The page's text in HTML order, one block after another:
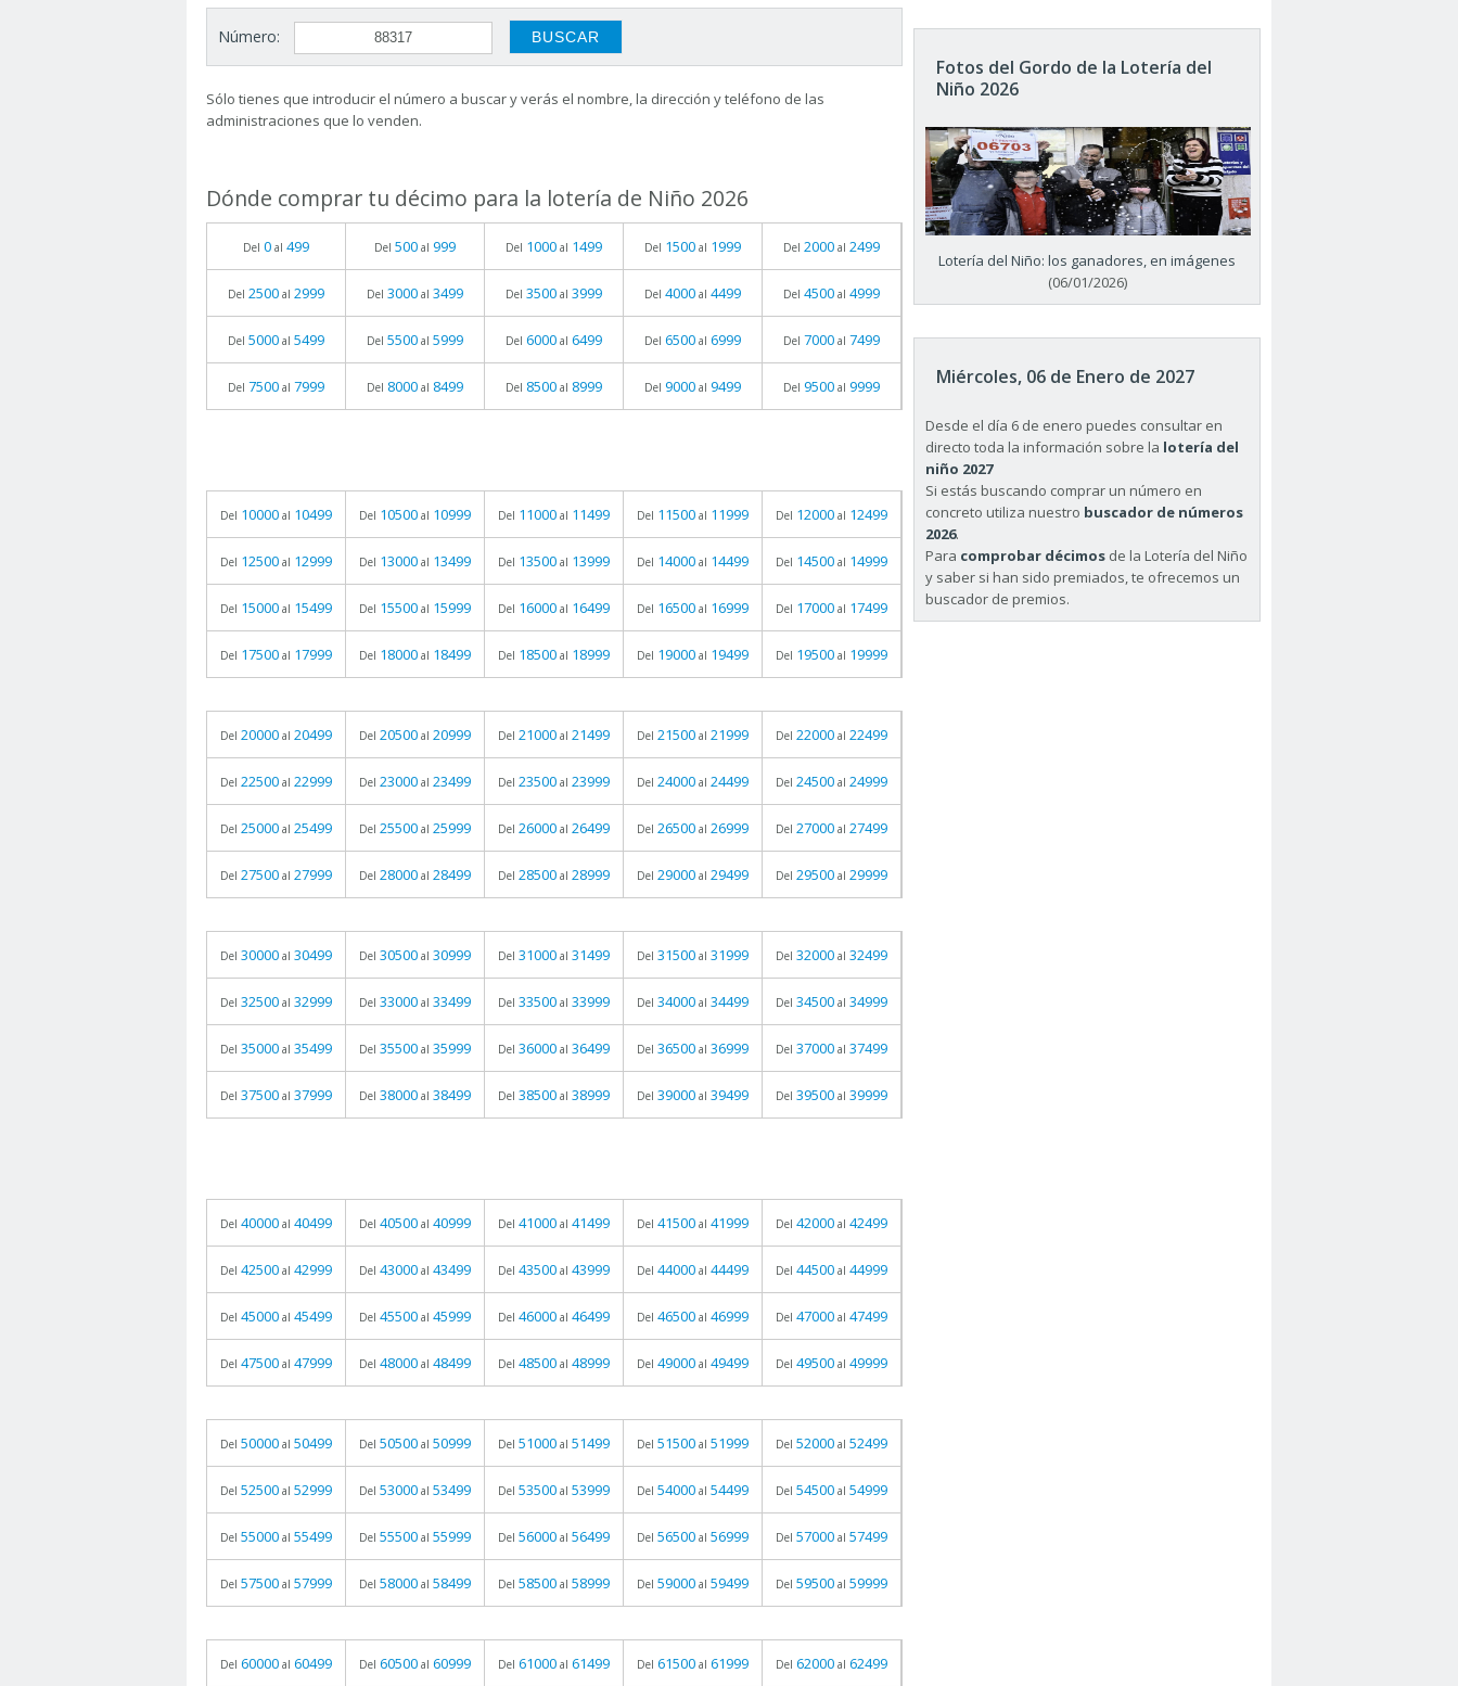
Número:
Sólo tienes que introducir el número a buscar y verás el nombre, la dirección y teléfono de las
administraciones que lo venden.
Dónde comprar tu décimo para la lotería de Niño 2026
Del 0 al 499 Del 500 al 999 Del 1000 al 1499 Del 1500 al 1999 Del 2000 al 2499
Del 2500 al 2999 Del 3000 al 3499 Del 3500 al 3999 Del 4000 al 4499 Del 4500 al 4999
Del 5000 al 5499 Del 5500 al 5999 Del 6000 al 6499 Del 6500 al 6999 Del 7000 al 7499
Del 7500 al 7999 Del 8000 al 8499 Del 8500 al 8999 Del 9000 al 9499 Del 9500 al 9999
Del 10000 al 10499 Del 10500 al 10999 Del 11000 al 11499 Del 11500 al 11999 Del 12000 al 12499
Del 12500 al 12999 Del 13000 al 13499 Del 13500 al 13999 Del 14000 al 14499 Del 14500 al 14999
Del 15000 al 15499 Del 15500 al 15999 Del 16000 al 16499 Del 16500 al 16999 Del 17000 al 17499
Del 17500 al 17999 Del 18000 al 18499 Del 18500 al 18999 Del 19000 al 19499 Del 19500 al 19999
Del 20000 al 20499 Del 20500 al 20999 Del 21000 al 21499 Del 21500 al 21999 Del 22000 al 22499
Del 22500 al 22999 Del 23000 al 23499 Del 23500 al 23999 Del 24000 al 24499 Del 24500 al 24999
Del 25000 al 25499 Del 25500 al 25999 Del 26000 al 26499 Del 26500 al 26999 Del 27000 al 27499
Del 27500 al 27999 Del 28000 al 28499 Del 28500 al 28999 Del 29000 al 29499 Del 29500 al 29999
Del 30000 al 30499 Del 30500 al 30999 Del 31000 al 31499 Del 31500 al 31999 Del 32000 al 32499
Del 32500 al 32999 Del 33000 al 33499 Del 33500 al 33999 Del 34000 al 34499 Del 34500 al 34999
Del 35000 al 35499 Del 35500 al 35999 Del 36000 al 36499 Del 36500 al 36999 Del 37000 al 37499
Del 37500 al 37999 Del 38000 al 38499 Del 38500 al 38999 Del 39000 al 39499 Del 39500 al 39999
Del 40000 al 40499 Del 40500 al 40999 Del 41000 al 41499 Del 41500 al 41999 Del 42000 al 42499
Del 42500 al 42999 Del 43000 al 43499 Del 43500 al 43999 Del 44000 al 44499 Del 44500 al 44999
Del 45000 al 45499 Del 45500 al 45999 Del 46000 al 46499 Del 46500 al 46999 Del 47000 al 47499
Del 47500 al 47999 Del 48000 al 48499 Del 48500 al 48999 Del 49000 al 49499 Del 49500 al 49999
Del 50000 al 50499 Del 50500 al 50999 Del 51000 al 51499 Del 51500 al 51999 Del 52000 al 52499
Del 52500 al 52999 Del 53000 al 53499 Del 53500 al 53999 Del 54000 al 54499 Del 54500 al 54999
Del 55000 al 55499 Del 55500 al 55999 Del 56000 al 56499 Del 56500 al 56999 Del 57000 al 57499
Del 57500 al 57999 Del 58000 al 58499 Del 58500 al 58999 Del 59000 al 59499 Del 59500 al 59999
Del 60000 al 60499 Del 60500 al 60999 Del 61000 al 61499 Del 61500 al 61999 Del 62000 al 62499
Fotos del Gordo de la Lotería del
Niño 2026
Lotería del Niño: los ganadores, en imágenes
(06/01/2026)
Miércoles, 06 de Enero de 2027
Desde el día 6 de enero puedes consultar en
directo toda la información sobre la lotería del
niño 2027
Si estás buscando comprar un número en
concreto utiliza nuestro buscador de números
2026.
Para comprobar décimos de la Lotería del Niño
y saber si han sido premiados, te ofrecemos un
buscador de premios.